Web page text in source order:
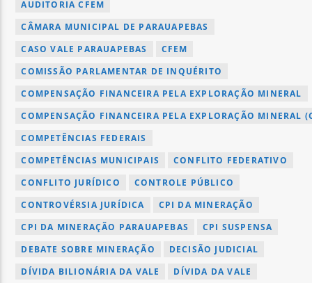
AUDITORIA CFEM
CÂMARA MUNICIPAL DE PARAUAPEBAS
CASO VALE PARAUAPEBAS
CFEM
COMISSÃO PARLAMENTAR DE INQUÉRITO
COMPENSAÇÃO FINANCEIRA PELA EXPLORAÇÃO MINERAL
COMPENSAÇÃO FINANCEIRA PELA EXPLORAÇÃO MINERAL
COMPETÊNCIAS FEDERAIS
COMPETÊNCIAS MUNICIPAIS
CONFLITO FEDERATIVO
CONFLITO JURÍDICO
CONTROLE PÚBLICO
CONTROVÉRSIA JURÍDICA
CPI DA MINERAÇÃO
CPI DA MINERAÇÃO PARAUAPEBAS
CPI SUSPENSA
DEBATE SOBRE MINERAÇÃO
DECISÃO JUDICIAL
DÍVIDA BILIONÁRIA DA VALE
DÍVIDA DA VALE